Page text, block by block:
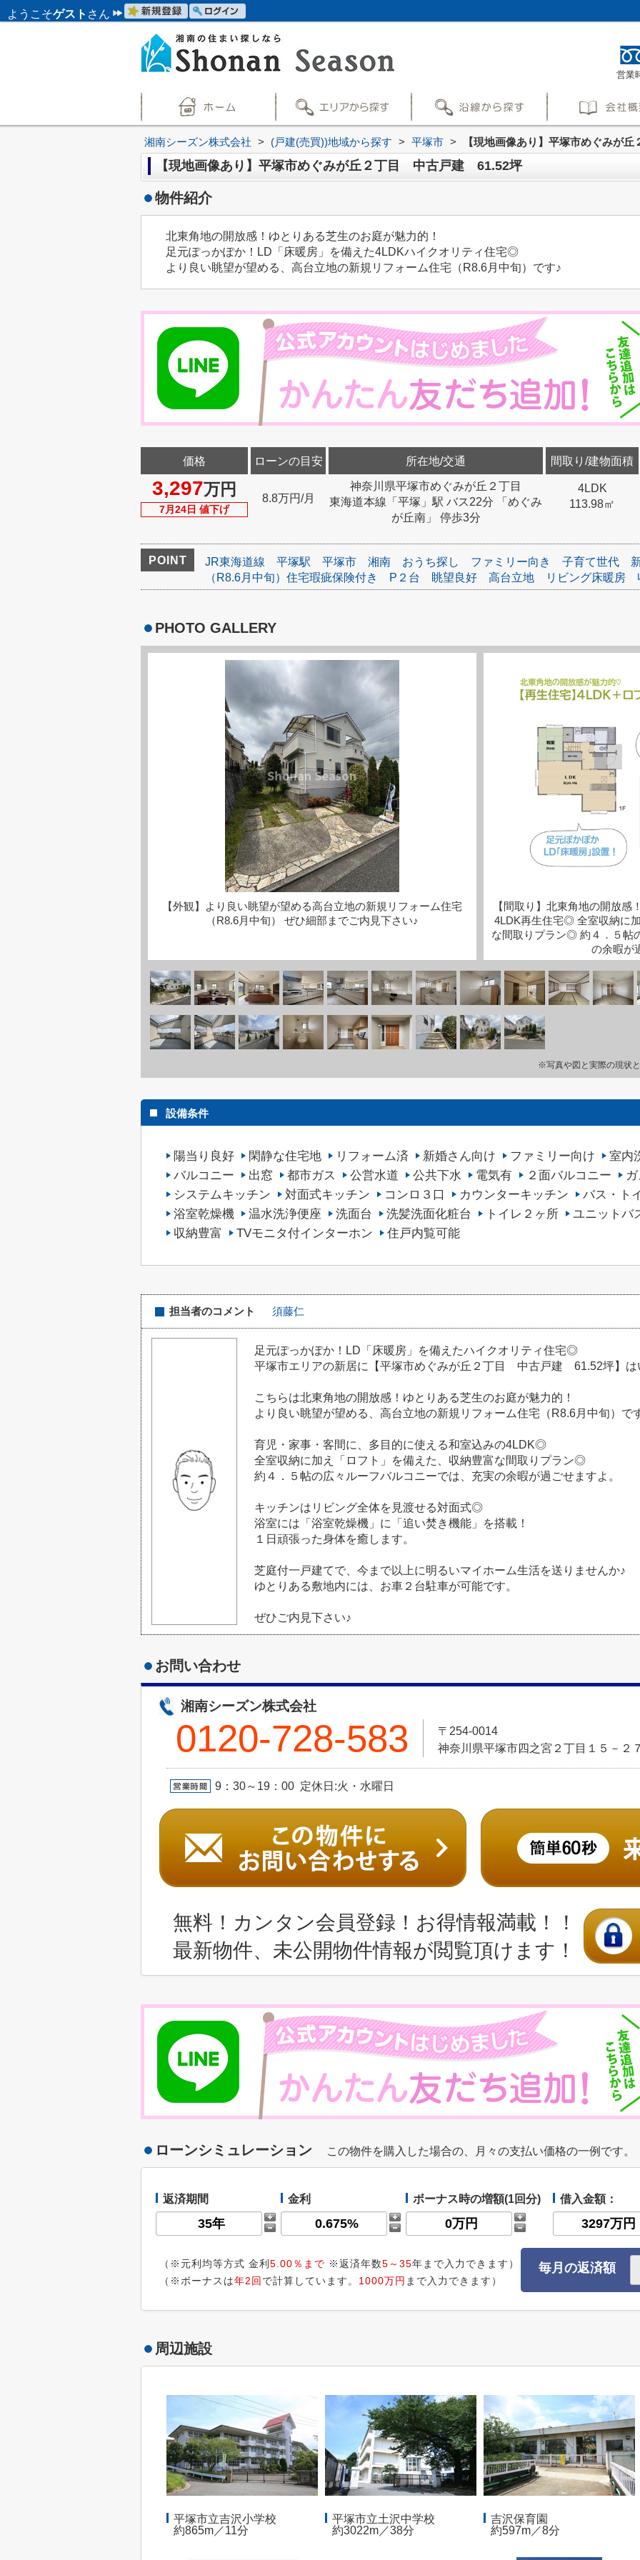
ようこそゲスト さん
営業
湘南シーズン株式会社 > (戸建(売買))地域から探す > 平塚市 > 【現地画像あり】平塚市めぐみが
【現地画像あり】平塚市めぐみが丘２丁目 中古戸建 61.52坪
物件紹介
北東角地の開放感！ゆとりある芝生のお庭が魅力的！
足元ぽっかぽか！LD「床暖房」を備えた4LDKハイクオリティ住宅◎
より良い眺望が望める、高台立地の新規リフォーム住宅（R8.6月中旬）です♪
価格
3,297万円
7月24日 値下げ
ローンの目安
8.8万円/月
所在地/交通
神奈川県平塚市めぐみが丘２丁目
東海道本線「平塚」駅 バス22分 「めぐみ
が丘南」 停歩3分
間取り/建物面積
4LDK
113.98㎡
POINT JR東海道線 平塚駅 平塚市 湘南 おうち探し ファミリー向き 子育て世代
（R8.6月中旬）住宅瑕疵保険付き
P２台 眺望良好 高台立地 リビング床暖房
PHOTO GALLERY
【外観】より良い眺望が望める高台立地の新規リフォーム住宅
（R8.6月中旬） ぜひ細部までご内見下さい♪
【間取り】北東角地の開放感
4LDK再生住宅◎ 全室収納に
な間取りプラン◎ 約４．５帖
の余暇が
※写真や図と実際の現状
設備条件
陽当り良好 閑静な住宅地 リフォーム済 新婚さん向け ファミリー向け
室内
バルコニー
出窓 都市ガス 公営水道 公共下水 電気有 ２面バルコニー
システムキッチン
対面式キッチン コンロ３口 カウンターキッチン
バス・ト
浴室乾燥機
温水洗浄便座 洗面台 洗髪洗面化粧台 トイレ２ヶ所
ユニットバ
収納豊富
TVモニタ付インターホン 住戸内覧可能
担当者のコメント 須藤仁
足元ぽっかぽか！LD「床暖房」を備えたハイクオリティ住宅◎
平塚市エリアの新居に【平塚市めぐみが丘２丁目 中古戸建 61.52坪】は
こちらは北東角地の開放感！ゆとりある芝生のお庭が魅力的！
より良い眺望が望める、高台立地の新規リフォーム住宅（R8.6月中旬）で
育児・家事・客間に、多目的に使える和室込みの4LDK◎
全室収納に加え「ロフト」を備えた、収納豊富な間取りプラン◎
約４．５帖の広々ルーフバルコニーでは、充実の余暇が過ごせますよ。
キッチンはリビング全体を見渡せる対面式◎
浴室には「浴室乾燥機」に「追い焚き機能」を搭載！
１日頑張った身体を癒します。
芝庭付一戸建てで、今まで以上に明るいマイホーム生活を送りませんか♪
ゆとりある敷地内には、お車２台駐車が可能です。
ぜひご内見下さい♪
お問い合わせ
湘南シーズン株式会社
0120-728-583
〒254-0014
神奈川県平塚市四之宮２丁目１５－２
9：30～19：00 定休日:火・水曜日
無料！カンタン会員登録！お得情報満載！！
最新物件、未公開物件情報が閲覧頂けます！
ローンシミュレーション この物件を購入した場合の、月々の支払い価格の一例です。
返済期間 金利 ボーナス時の増額(1回分) 借入金額：
（※元利均等方式 金利 5.00％まで ※返済年数5～35年まで入力できます）
（※ボーナスは年2回 で計算しています。 1000万円 まで入力できます）
毎月の返済額
周辺施設
平塚市立吉沢小学校
約865m／11分
平塚市立土沢中学校
約3022m／38分
吉沢保育園
約597m／8分